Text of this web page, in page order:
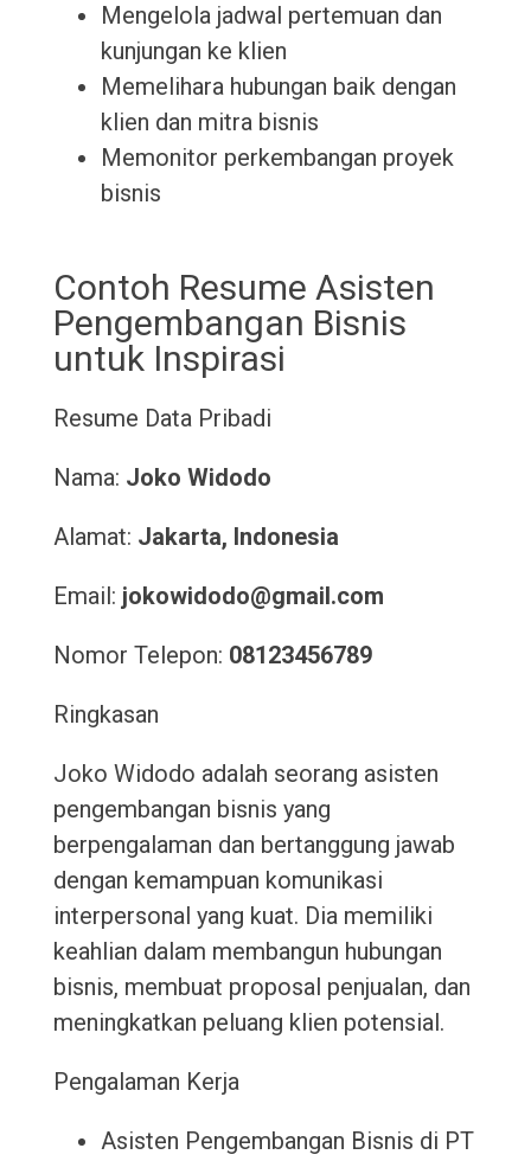
Mengelola jadwal pertemuan dan
kunjungan ke klien
Memelihara hubungan baik dengan
klien dan mitra bisnis
Memonitor perkembangan proyek
bisnis
Contoh Resume Asisten
Pengembangan Bisnis
untuk Inspirasi
Resume Data Pribadi
Nama: Joko Widodo
Alamat: Jakarta, Indonesia
Email: jokowidodo@gmail.com
Nomor Telepon: 08123456789
Ringkasan
Joko Widodo adalah seorang asisten
pengembangan bisnis yang
berpengalaman dan bertanggung jawab
dengan kemampuan komunikasi
interpersonal yang kuat. Dia memiliki
keahlian dalam membangun hubungan
bisnis, membuat proposal penjualan, dan
meningkatkan peluang klien potensial.
Pengalaman Kerja
Asisten Pengembangan Bisnis di PT